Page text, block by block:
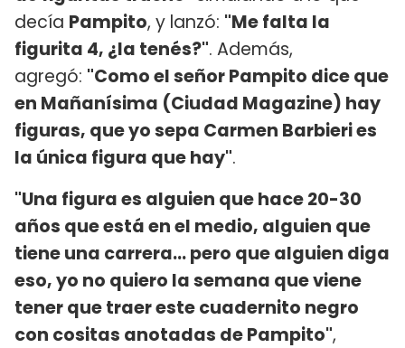
decía Pampito, y lanzó: "Me falta la
figurita 4, ¿la tenés?". Además,
agregó: "Como el señor Pampito dice que
en Mañanísima (Ciudad Magazine) hay
figuras, que yo sepa Carmen Barbieri es
la única figura que hay".
"Una figura es alguien que hace 20-30
años que está en el medio, alguien que
tiene una carrera... pero que alguien diga
eso, yo no quiero la semana que viene
tener que traer este cuadernito negro
con cositas anotadas de Pampito",